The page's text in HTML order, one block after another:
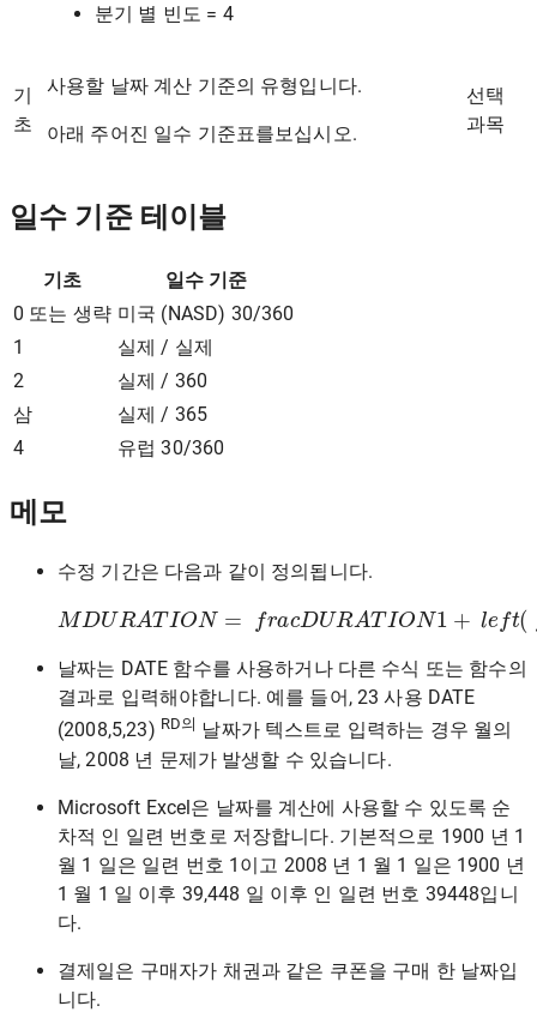
분기 별 빈도 = 4
기
초
사용할 날짜 계산 기준의 유형입니다.
아래 주어진 일수 기준표를보십시오.
선택
과목
일수 기준 테이블
기초
일수 기준
0 또는 생략 미국 (NASD) 30/360
1
실제 / 실제
2
실제 / 360
삼
실제 / 365
4
유럽 ​​30/360
메모
수정 기간은 다음과 같이 정의됩니다.
MDURATION= fr DUR ATION 1+ left( f a M ark
쿠폰 지급 : :년 ri ght)
날짜는 DATE 함수를 사용하거나 다른 수식 또는 함수의
결과로 입력해야합니다. 예를 들어, 23 사용 DATE
(2008,5,23) RD의 날짜가 텍스트로 입력하는 경우 월의
날, 2008 년 문제가 발생할 수 있습니다.
Microsoft Excel은 날짜를 계산에 사용할 수 있도록 순
차적 인 일련 번호로 저장합니다. 기본적으로 1900 년 1
월 1 일은 일련 번호 1이고 2008 년 1 월 1 일은 1900 년
1 월 1 일 이후 39,448 일 이후 인 일련 번호 39448입니
다.
결제일은 구매자가 채권과 같은 쿠폰을 구매 한 날짜입
니다.